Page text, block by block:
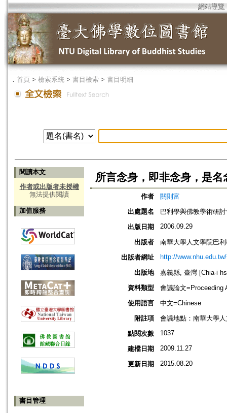
網站導覽
． 首頁 > 檢索系統 > 書目檢索 > 書目明細
閱讀本文
作者或出版者未授權
無法提供閱讀
加值服務
書目管理
所言念身，即非念身，是名
作者
關則富
出處題名
巴利學與佛教學術研
出版日期
2006.09.29
出版者
南華大學人文學院巴
出版者網址
http://
出版地
嘉義縣, 臺灣 [Chia-i
資料類型
會議論文=Proceeding
使用語言
中文=Chinese
附註項
會議地點：南華大學
點閱次數
1037
建檔日期 2009.11.27
更新日期 2015.08.20